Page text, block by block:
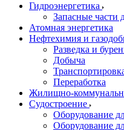
Гидроэнергетика
Запасные части
Атомная энергетика
Нефтехимия и
Разведка и
Добыча
Переработка
Жилищно-
Судостроение
Оборудование
Оборудование